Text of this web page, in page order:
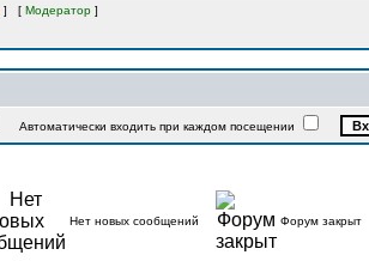
] [ Модератор ]
Автоматически входить при каждом посещении
Нет новых сообщений Форум закрыт